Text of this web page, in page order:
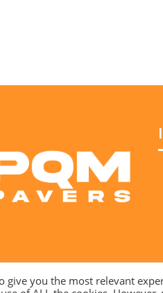
give you the most relevant